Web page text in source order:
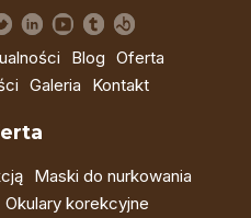
Blog Oferta
Galeria Kontakt
Maski do nurkowania
Okulary korekcyjne